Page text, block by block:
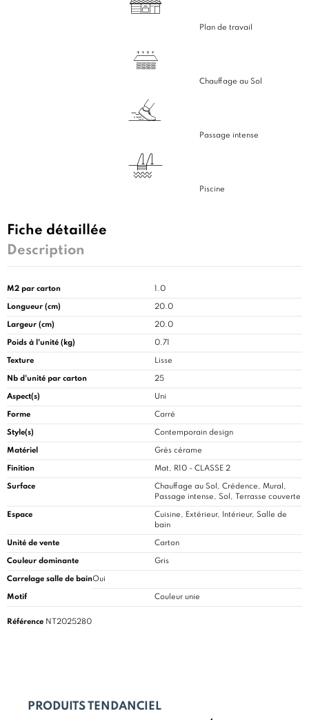
Plan de travail
Chauffage au Sol
Passage intense
Piscine
Fiche détaillée
Description
M2 par carton 1.0
Longueur (cm) 20.0
Largeur (cm) 20.0
Poids à l'unité (kg) 0.71
Texture Lisse
Nb d'unité par carton 25
Aspect(s) Uni
Forme Carré
Style(s) Contemporain design
Matériel Grès cérame
Finition Mat, R10 - CLASSE 2
Surface
Chauffage au Sol, Crédence, Mural,
Passage intense, Sol, Terrasse couverte
Espace Cuisine, Extérieur, Intérieur, Salle de
bain
Unité de vente Carton
Couleur dominante Gris
Carrelage salle de bainOui
Motif Couleur unie
Référence NT2025280
PRODUITS TENDANCIEL